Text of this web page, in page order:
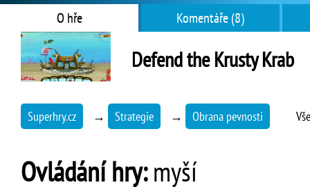
O hře Komentáře (8)
Defend the Krusty Krab
Superhry.cz → Strategie → Obrana pevnosti
Ovládání hry:myší